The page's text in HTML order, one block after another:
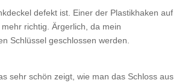
defekt ist. Einer der Plastikhaken auf
richtig. Ärgerlich, da mein
Schlüssel geschlossen werden.
sehr schön zeigt, wie man das Schloss aus